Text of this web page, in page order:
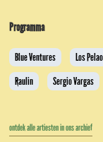
Programma
Blue Ventures Los
Raulin
Sergio Vargas
ontdek alle artiesten in ons archief